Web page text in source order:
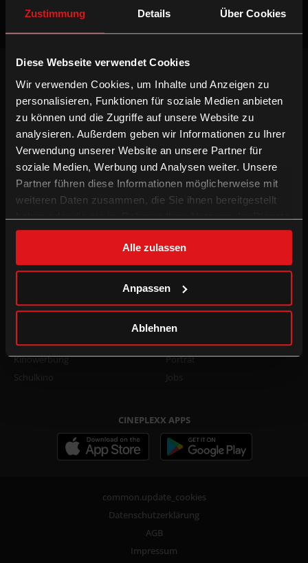
Zustimmung Details Über Cookies
Diese Webseite verwendet Cookies
Wir verwenden Cookies, um Inhalte und Anzeigen zu
personalisieren, Funktionen für soziale Medien anbieten
zu können und die Zugriffe auf unsere Website zu
analysieren. Außerdem geben wir Informationen zu Ihrer
Verwendung unserer Website an unsere Partner für
soziale Medien, Werbung und Analysen weiter. Unsere
Partner führen diese Informationen möglicherweise mit
weiteren Daten zusammen, die Sie ihnen bereitgestellt
haben oder die sie im Rahmen Ihrer Nutzung der Dienste
gesammelt haben.
Alle zulassen
Anpassen
Ablehnen
Willst du keinen Film verpassen, registriere
dich beim Newsletter um am Laufenden zu
bleiben!
ANMELDEN
INFORMATION
Technologien
Gutschein-Info
DOT.magazine
FOLGE UNS
Facebook
Instagram
TikTok
WhatsApp
Kino mieten
Kinowerbung
Schulkino
Presse
Porträt
Jobs
CINEPLEXX APPS
common.update_cookies
Datenschutzerklärung
AGB
Impressum